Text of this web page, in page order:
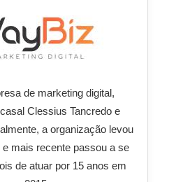
de marketing digital,
Clessius Tancredo e
a organização levou
mais recente passou a se
de atuar por 15 anos em